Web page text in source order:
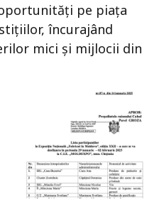
pe piața
încurajând
mici și mijlocii din